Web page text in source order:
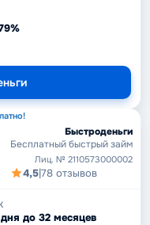
Быстроденьги
Бесплатный быстрый займ
Лиц. № 2110573000002
4,5|78 отзывов
до 32 месяцев